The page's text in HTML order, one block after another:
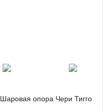
Шаровая опора Чери Тигго